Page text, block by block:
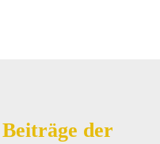
der